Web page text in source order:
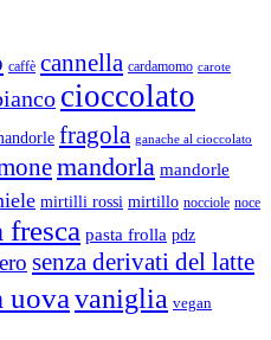
caffè cannella cardamomo carote
cioccolato
fragola ganache al cioccolato
mandorla mandorle
mirtilli rossi mirtillo nocciole noce
fresca pasta frolla pdz
senza derivati del latte
uovavaniglia vegan